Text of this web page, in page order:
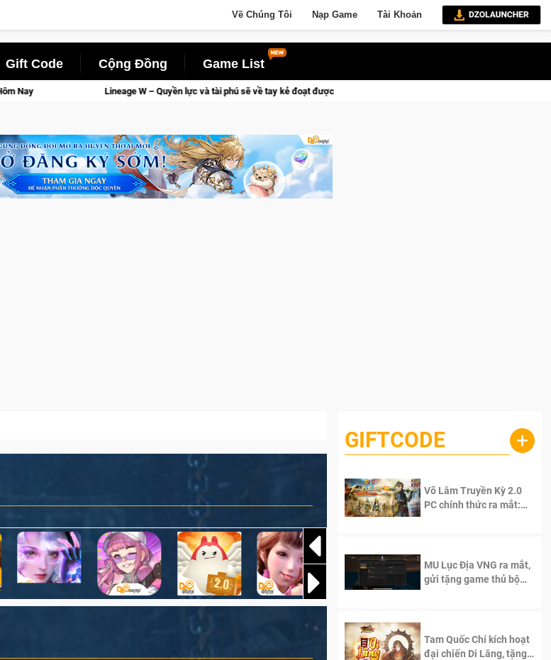
Về Chúng Tôi Nạp Game Tài Khoản
Gift Code Cộng Đồng Game List
Lineage W – Quyền lực và tài phú sẽ về tay kẻ đoạt được Vương Quyền thành Kent sắp tới!
GIFTCODE +
Võ Lâm Truyền Kỳ 2.0
PC chính thức ra mắt:
MU Lục Địa VNG ra mắt,
gửi tặng game thủ bộ
Tam Quốc Chí kích hoạt
đại chiến Di Lăng, tặng